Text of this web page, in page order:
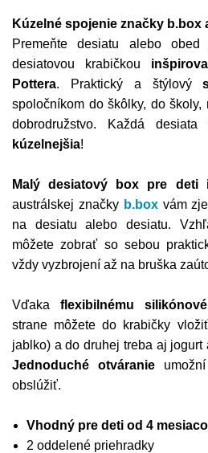
Kúzelné spojenie značky b.box
Premeňte desiatu alebo
desiatovou krabičkou
Pottera. Praktický a štýlový
spoločníkom do škôlky, do
dobrodružstvo. Každá
kúzelnejšia!
Malý desiatový box pre deti
austrálskej značky b.boxvám
na desiatu alebo desiatu.
môžete zobrať so sebou
vždy vyzbrojení až na bruška
Vďaka flexibilnému
strane môžete do krabičky
jablko) a do druhej treba aj jogurt
Jednoduché otváranieumožní
obslúžiť.
Vhodný pre deti od 4
2 oddelené priehradky